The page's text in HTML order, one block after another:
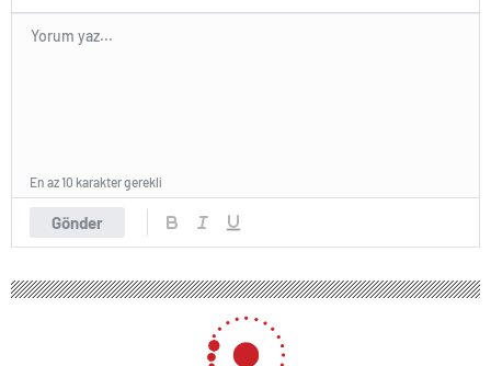
Gönder
En az 10 karakter gerekli